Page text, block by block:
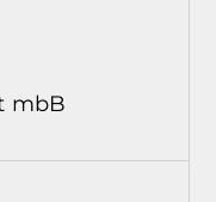
mbB